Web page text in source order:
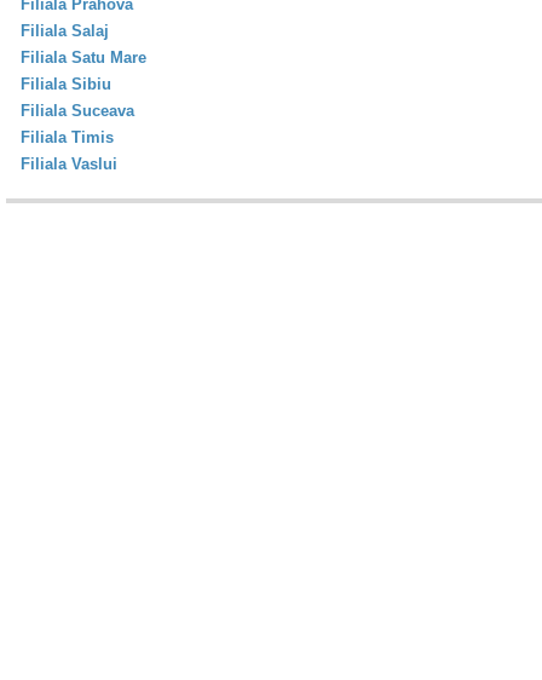
Filiala Prahova
Filiala Salaj
Filiala Satu Mare
Filiala Sibiu
Filiala Suceava
Filiala Timis
Filiala Vaslui